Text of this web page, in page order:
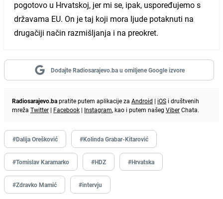
pogotovo u Hrvatskoj, jer mi se, ipak, uspoređujemo s
državama EU. On je taj koji mora ljude potaknuti na
drugačiji način razmišljanja i na preokret.
Dodajte Radiosarajevo.ba u omiljene Google izvore
Radiosarajevo.bapratite putem aplikacije za Android | iOS i društvenih
mreža Twitter | Facebook | Instagram, kao i putem našeg ViberChata.
#Dalija Orešković #Kolinda Grabar-Kitarović
#Tomislav Karamarko #HDZ #Hrvatska
#Zdravko Mamić #intervju